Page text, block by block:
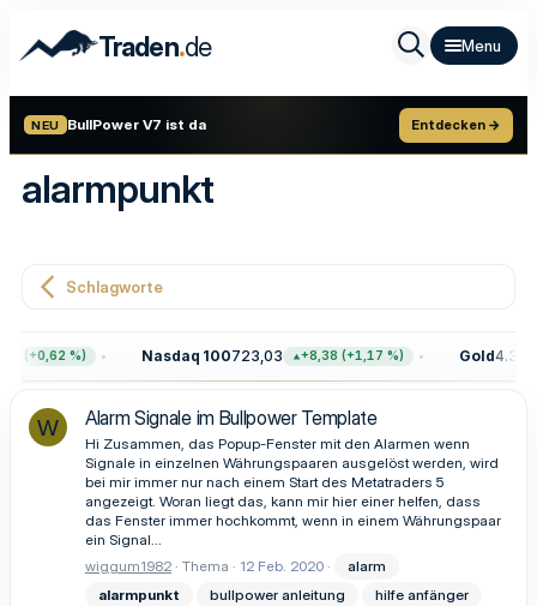
Traden.de
NEU BullPower V7 ist da Entdecken →
alarmpunkt
Schlagworte
(+0,62 %) Nasdaq 100723,03 +8,38 (+1,17 %) Gold
W Alarm Signale im Bullpower Template
Hi Zusammen, das Popup-Fenster mit den Alarmen wenn
Signale in einzelnen Währungspaaren ausgelöst werden, wird
bei mir immer nur nach einem Start des Metatraders 5
angezeigt. Woran liegt das, kann mir hier einer helfen, dass
das Fenster immer hochkommt, wenn in einem Währungspaar
ein Signal...
wiggum1982 Thema 12 Feb. 2020
alarm
alarmpunkt
bullpower anleitung
hilfe anfänger